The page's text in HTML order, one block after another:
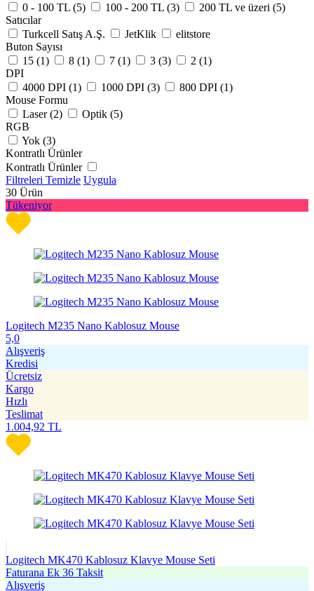
0 - 100 TL (5) 100 - 200 TL (3) 200 TL ve üzeri (5)
Satıcılar
Turkcell Satış A.Ş.
JetKlik
elitstore
Buton Sayısı
15 (1) 8 (1) 7 (1) 3 (3) 2 (1)
DPI
4000 DPI (1) 1000 DPI (3) 800 DPI (1)
Mouse Formu
Laser (2) Optik (5)
RGB
Yok (3)
Kontratlı Ürünler
Kontratlı Ürünler
Filtreleri Temizle Uygula
30 Ürün
Tükeniyor
Logitech M235 Nano Kablosuz Mouse
5,0
Alışveriş
Kredisi
Ücretsiz
Kargo
Hızlı
Teslimat
1.004,92 TL
Logitech MK470 Kablosuz Klavye Mouse Seti
Faturana Ek 36 Taksit
Alışveriş